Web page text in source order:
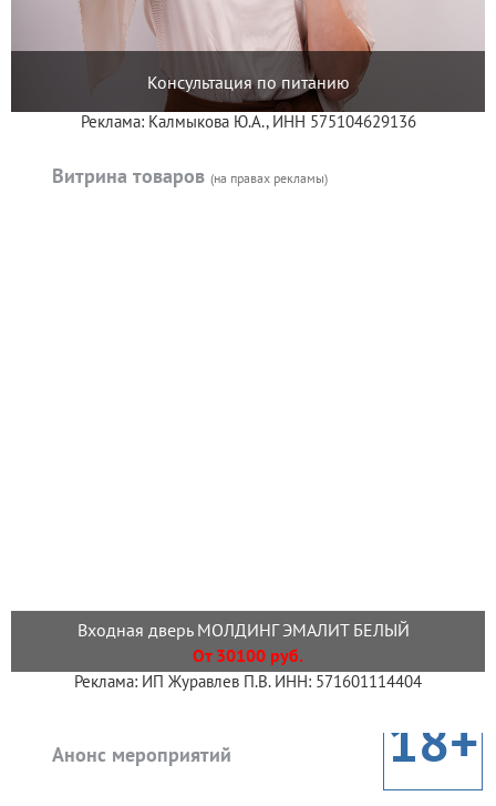
Консультация по питанию
Реклама: Калмыкова Ю.А., ИНН 575104629136
Витрина товаров (на правах рекламы)
Входная дверь МОЛДИНГ ЭМАЛИТ БЕЛЫЙ
От 30100 руб.
Реклама: ИП Журавлев П.В. ИНН: 571601114404
Анонс мероприятий 18+